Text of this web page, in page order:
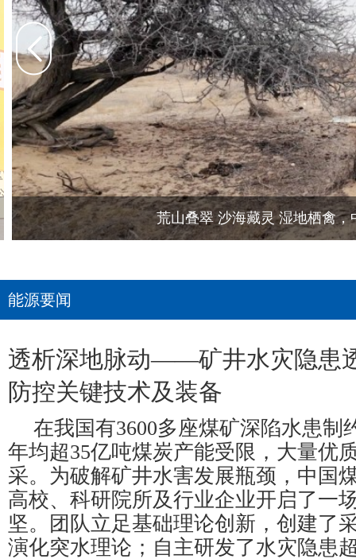
荒山叠翠 沙海藏灵 湿地栖禽
能源要闻
透析深地脉动——矿井水灾隐患
防控关键技术及装备
在我国有3600多座煤矿深陷水患制
年均超35亿吨煤炭产能受限，大量优
采。为破解矿井水害发展瓶颈，中国
高校、科研院所及行业企业开启了一
坚。团队立足基础理论创新，创建了
演化突水理论；自主研发了水灾隐患